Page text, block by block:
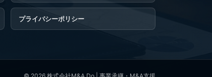
プライバシーポリシー